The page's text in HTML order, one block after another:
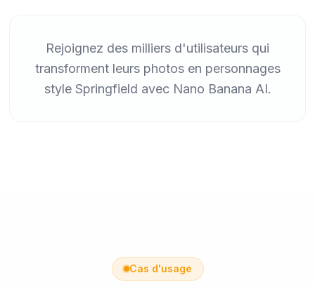
Rejoignez des milliers d'utilisateurs qui
transforment leurs photos en personnages
style Springfield avec Nano Banana AI.
Cas d'usage